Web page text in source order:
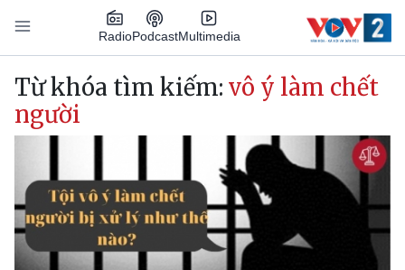
Nhảy đến nội dung
RadioPodcastMultimedia
Main navigation
Từ khóa tìm kiếm: vô ý làm chết
người